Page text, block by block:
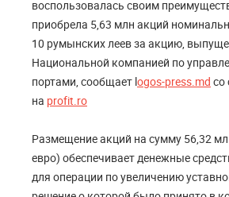
воспользовалась своим
приобрела 5,63 млн акций
10 румынских леев за акцию,
Национальной компанией по
портами, сообщает logos-press.md со
на profit.ro
Размещение акций на сумму 56,32
евро) обеспечивает денежные
для операции по увеличению